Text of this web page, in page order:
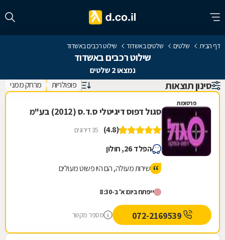
דף הבית שלטים שלטים באשדוד שילוט רכבים באשדוד
שילוט רכבים באשדוד
נמצאו 2 שלטים
סינון תוצאות פופולריות מרחק ממני
פרסומת
סגול דפוס דיגיטלי ס.ד.ס (2012) בע"מ
(4.8) 35 דירוגים
הפלד 26, חולון
שירות מעולה, הם היו פשוט מעולים
ייפתח ביום א' ב-8:30
מספר מקשר